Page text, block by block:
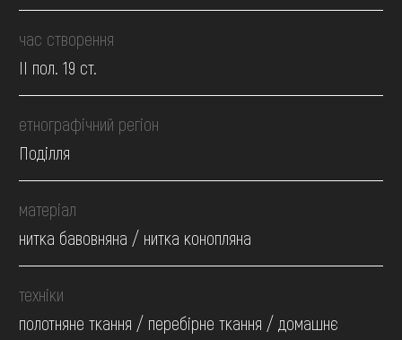
час створення
II пол. 19 ст.
етнографічний регіон
Поділля
матеріал
нитка бавовняна / нитка конопляна
техніки
полотняне ткання / перебірне ткання / домашнє